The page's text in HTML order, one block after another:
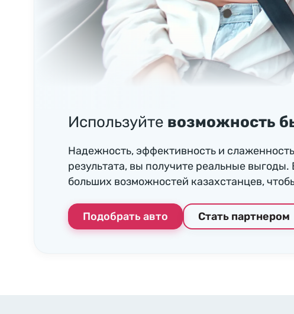
Используйте возможность
Надежность, эффективность и
результата, вы получите реальные
больших возможностей казахстанцев,
Подобрать авто Стать партнером